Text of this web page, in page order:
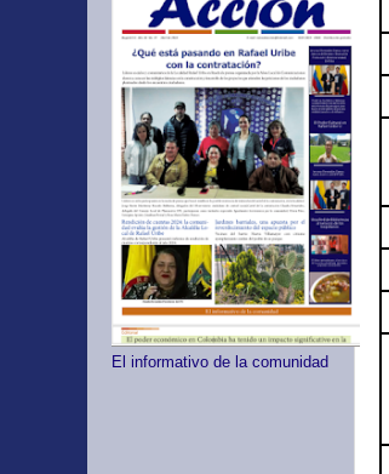
El informativo de la comunidad